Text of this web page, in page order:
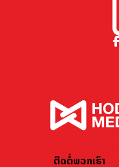
ຕິດຕໍ່ພວກເຮົາ